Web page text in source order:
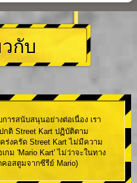
วกับ
รสนับสนุนอย่างต่อเนื่อง เรา
กติ Street Kart ปฏิบัติตาม
งครัด Street Kart ไม่มีความ
กม 'Mario Kart' ไม่ว่าจะในทาง
คอสตูมจากซีรีย์ Mario)